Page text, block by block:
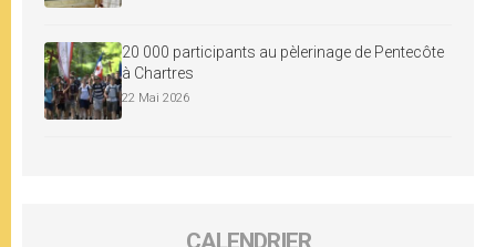
20 000 participants au pèlerinage de Pentecôte
à Chartres
22 Mai 2026
CALENDRIER